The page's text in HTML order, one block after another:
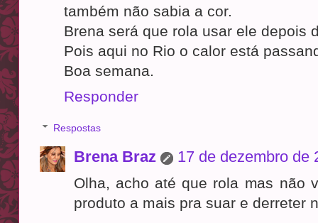
também não sabia a cor.
Brena será que rola usar ele depois
Pois aqui no Rio o calor está
Boa semana.
Responder
Respostas
Brena Braz 17 de dezembro de
Olha, acho até que rola mas não
produto a mais pra suar e derreter